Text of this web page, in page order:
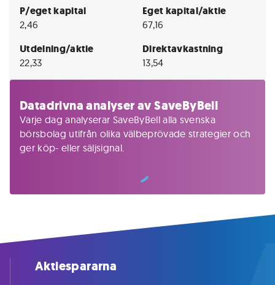
P/eget kapital
2,46
Eget kapital/aktie
67,16
Utdelning/aktie
22,33
Direktavkastning
13,54
Datadrivna analyser av SaveByBell
Varje dag analyserar SaveByBell alla svenska
börsbolag utifrån olika välbeprövade strategier och
ger köp- eller säljsignal.
Aktiespararna